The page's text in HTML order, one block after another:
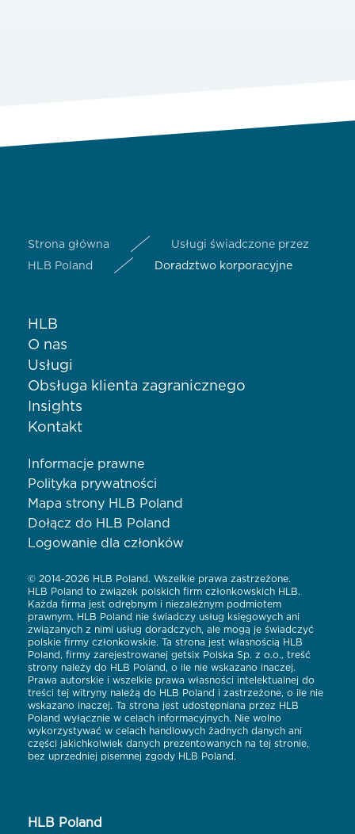
Strona główna
Usługi świadczone przez
HLB Poland
Doradztwo korporacyjne
HLB
O nas
Usługi
Obsługa klienta zagranicznego
Insights
Kontakt
Informacje prawne
Polityka prywatności
Mapa strony HLB Poland
Dołącz do HLB Poland
Logowanie dla członków
© 2014-2026 HLB Poland. Wszelkie prawa zastrzeżone.
HLB Poland to związek polskich firm członkowskich HLB.
Każda firma jest odrębnym i niezależnym podmiotem
prawnym. HLB Poland nie świadczy usług księgowych ani
związanych z nimi usług doradczych, ale mogą je świadczyć
polskie firmy członkowskie. Ta strona jest własnością HLB
Poland, firmy zarejestrowanej getsix Polska Sp. z o.o., treść
strony należy do HLB Poland, o ile nie wskazano inaczej.
Prawa autorskie i wszelkie prawa własności intelektualnej do
treści tej witryny należą do HLB Poland i zastrzeżone, o ile nie
wskazano inaczej. Ta strona jest udostępniana przez HLB
Poland wyłącznie w celach informacyjnych. Nie wolno
wykorzystywać w celach handlowych żadnych danych ani
części jakichkolwiek danych prezentowanych na tej stronie,
bez uprzedniej pisemnej zgody HLB Poland.
HLB Poland